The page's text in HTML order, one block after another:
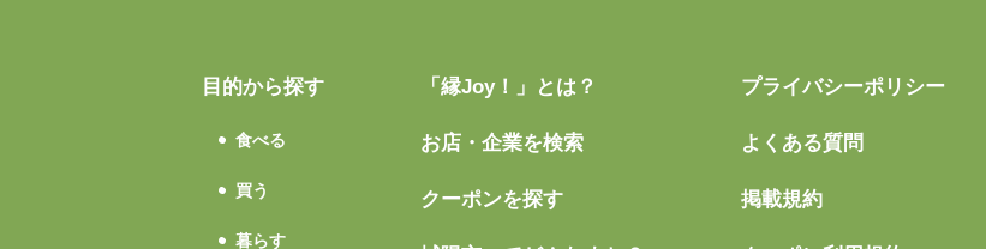
目的から探す
食べる
買う
暮らす
「縁Joy！」とは？
お店・企業を検索
クーポンを探す
プライバシーポリシー
よくある質問
掲載規約